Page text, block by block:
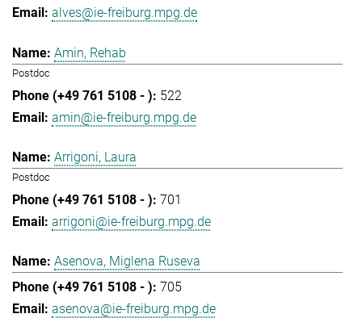
alves@ie-freiburg.mpg.de
Amin, Rehab
Postdoc
522
amin@ie-freiburg.mpg.de
Arrigoni, Laura
Postdoc
701
arrigoni@ie-freiburg.mpg.de
Asenova, Miglena Ruseva
705
asenova@ie-freiburg.mpg.de